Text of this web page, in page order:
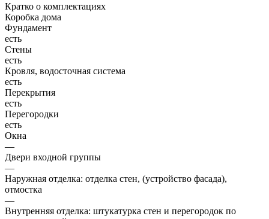
Кратко о комплектациях
Коробка дома
Фундамент
есть
Стены
есть
Кровля, водосточная система
есть
Перекрытия
есть
Перегородки
есть
Окна
—
Двери входной группы
—
Наружная отделка: отделка стен, (устройство фасада),
отмостка
—
Внутренняя отделка: штукатурка стен и перегородок по